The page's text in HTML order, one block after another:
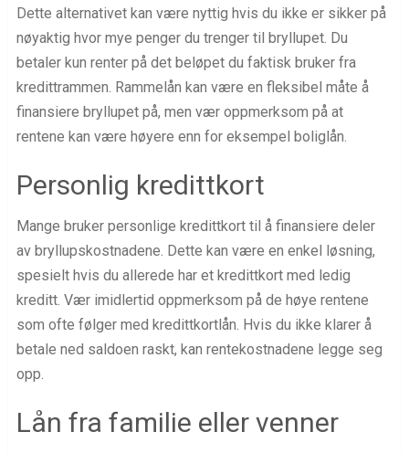
Dette alternativet kan være nyttig hvis du ikke er sikker på
nøyaktig hvor mye penger du trenger til bryllupet. Du
betaler kun renter på det beløpet du faktisk bruker fra
kredittrammen. Rammelån kan være en fleksibel måte å
finansiere bryllupet på, men vær oppmerksom på at
rentene kan være høyere enn for eksempel boliglån.
Personlig kredittkort
Mange bruker personlige kredittkort til å finansiere deler
av bryllupskostnadene. Dette kan være en enkel løsning,
spesielt hvis du allerede har et kredittkort med ledig
kreditt. Vær imidlertid oppmerksom på de høye rentene
som ofte følger med kredittkortlån. Hvis du ikke klarer å
betale ned saldoen raskt, kan rentekostnadene legge seg
opp.
Lån fra familie eller venner